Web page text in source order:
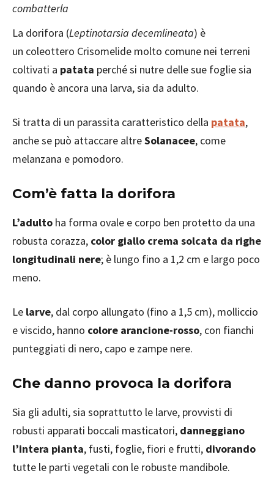
combatterla
La dorifora (Leptinotarsia decemlineata) è
un coleottero Crisomelide molto comune nei terreni
coltivati a patata perché si nutre delle sue foglie sia
quando è ancora una larva, sia da adulto.
Si tratta di un parassita caratteristico della patata,
anche se può attaccare altreSolanacee, come
melanzana e pomodoro.
Com’è fatta la dorifora
L’adulto ha forma ovale e corpo ben protetto da una
robusta corazza, color giallo crema solcata da righe
longitudinali nere; è lungo fino a 1,2 cm e largo poco
meno.
Le larve, dal corpo allungato (fino a 1,5 cm), molliccio
e viscido, hanno colore arancione-rosso, con fianchi
punteggiati di nero, capo e zampe nere.
Che danno provoca la dorifora
Sia gli adulti, sia soprattutto le larve, provvisti di
robusti apparati boccali masticatori, danneggiano
l’intera pianta, fusti, foglie, fiori e frutti, divorando
tutte le parti vegetali con le robuste mandibole.